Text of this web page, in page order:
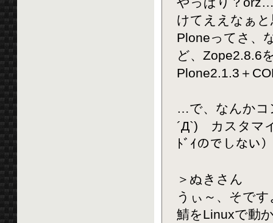
けてええなぁ
Ploneってさ、
ど、Zope2.8.6
Plone2.1.3＋
…で、なんかコ
´Д`) カスタマ
ﾄﾞｲのでしない
＞ぬきさん
うぃ～、そで
鯖をLinuxで動